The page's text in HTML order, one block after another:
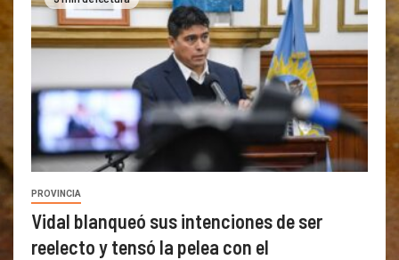
PROVINCIA
Vidal blanqueó sus intenciones de ser
reelecto y tensó la pelea con el